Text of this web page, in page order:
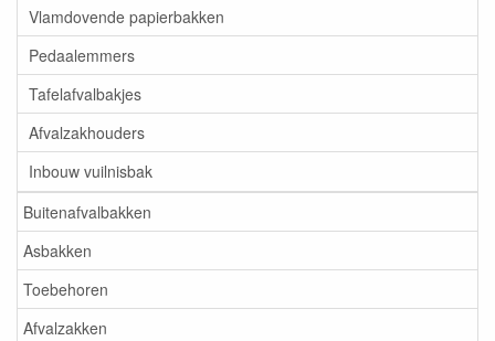
Vlamdovende papierbakken
Pedaalemmers
Tafelafvalbakjes
Afvalzakhouders
Inbouw vuilnisbak
Buitenafvalbakken
Asbakken
Toebehoren
Afvalzakken